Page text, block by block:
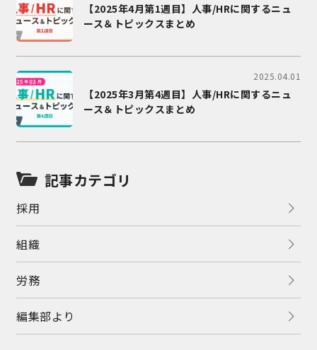
【2025年4月第1週目】人事/HRに関するニュ
ース＆トピックスまとめ
2025.04.01
【2025年3月第4週目】人事/HRに関するニュ
ース＆トピックスまとめ
記事カテゴリ
採用
組織
労務
編集部より